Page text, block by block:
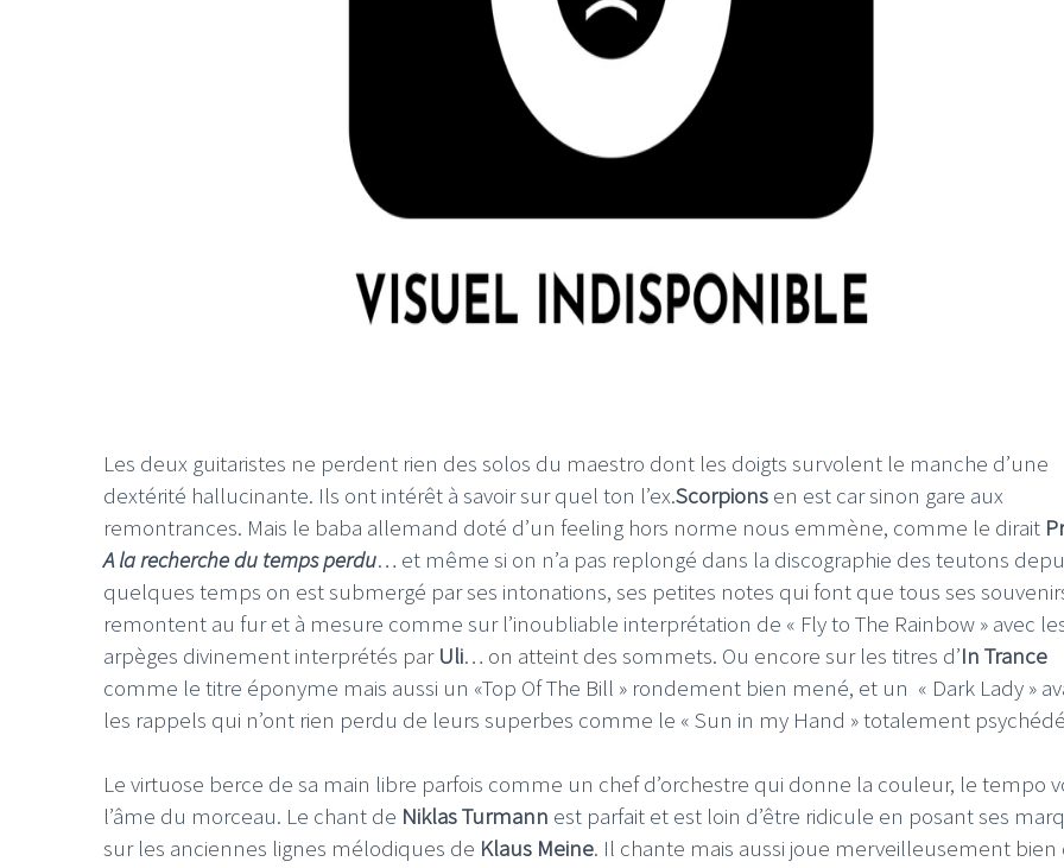
Les deux guitaristes ne perdent rien des solos du maestro dont les doigts survolent le manche d’une
dextérité hallucinante. Ils ont intérêt à savoir sur quel ton l’ex.Scorpions en est car sinon gare aux
remontrances. Mais le baba allemand doté d’un feeling hors norme nous emmène, comme le dirait
A la recherche du temps perdu… et même si on n’a pas replongé dans la discographie des teutons
quelques temps on est submergé par ses intonations, ses petites notes qui font que tous ses
remontent au fur et à mesure comme sur l’inoubliable interprétation de « Fly to The Rainbow » avec
arpèges divinement interprétés par Uli… on atteint des sommets. Ou encore sur les titres d’In Trance
comme le titre éponyme mais aussi un «Top Of The Bill » rondement bien mené, et un « Dark Lady »
les rappels qui n’ont rien perdu de leurs superbes comme le « Sun in my Hand » totalement
Le virtuose berce de sa main libre parfois comme un chef d’orchestre qui donne la couleur, le tempo
l’âme du morceau. Le chant de Niklas Turmann est parfait et est loin d’être ridicule en posant ses
sur les anciennes lignes mélodiques de Klaus Meine. Il chante mais aussi joue merveilleusement bien